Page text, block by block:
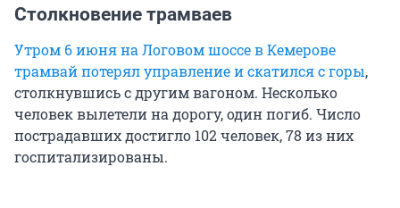
Столкновение трамваев
Утром 6 июня на Логовом шоссе в Кемерове
трамвай потерял управление и скатился с горы,
столкнувшись с другим вагоном. Несколько
человек вылетели на дорогу, один погиб. Число
пострадавших достигло 102 человек, 78 из них
госпитализированы.